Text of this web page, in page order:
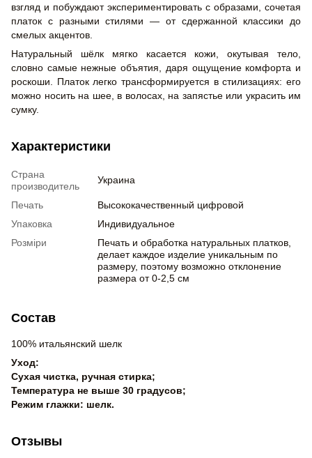
взгляд и побуждают экспериментировать с образами, сочетая
платок с разными стилями — от сдержанной классики до
смелых акцентов.
Натуральный шёлк мягко касается кожи, окутывая тело,
словно самые нежные объятия, даря ощущение комфорта и
роскоши. Платок легко трансформируется в стилизациях: его
можно носить на шее, в волосах, на запястье или украсить им
сумку.
Характеристики
Страна
производитель
Украина
Печать
Высококачественный цифровой
Упаковка
Индивидуальное
Розміри
Печать и обработка натуральных платков,
делает каждое изделие уникальным по
размеру, поэтому возможно отклонение
размера от 0-2,5 см
Состав
100% итальянский шелк
Уход:
Сухая чистка, ручная стирка;
Температура не выше 30 градусов;
Режим глажки: шелк.
Отзывы